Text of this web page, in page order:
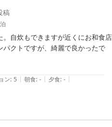
稿
自炊もできますが近くにお和食店
クトですが、綺麗で良かったで
らしの心配をしていましたが、大
ン: 5 | 朝食: - | 夕食: - |